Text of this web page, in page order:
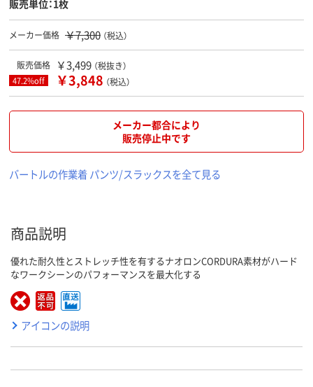
販売単位：1枚
メーカー価格 ￥7,300 （税込）
販売価格 ￥3,499 （税抜き）
47.2%off ￥3,848 （税込）
メーカー都合により
販売停止中です
バートルの作業着 パンツ/スラックスを全て見る
商品説明
優れた耐久性とストレッチ性を有するナオロンCORDURA素材がハード
なワークシーンのパフォーマンスを最大化する
アイコンの説明